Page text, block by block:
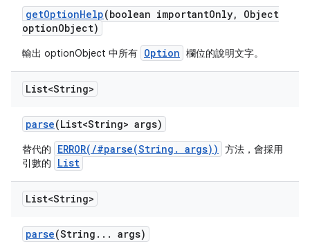
getOptionHelp(boolean importantOnly,
Object
optionObject)
輸出 optionObject 中所有 Option 欄位的說明文字。
List<String>
parse(List<String> args)
替代的 ERROR(/#parse(String. args))
方法，會採用
引數的
List
List<String>
parse(String . . . args)